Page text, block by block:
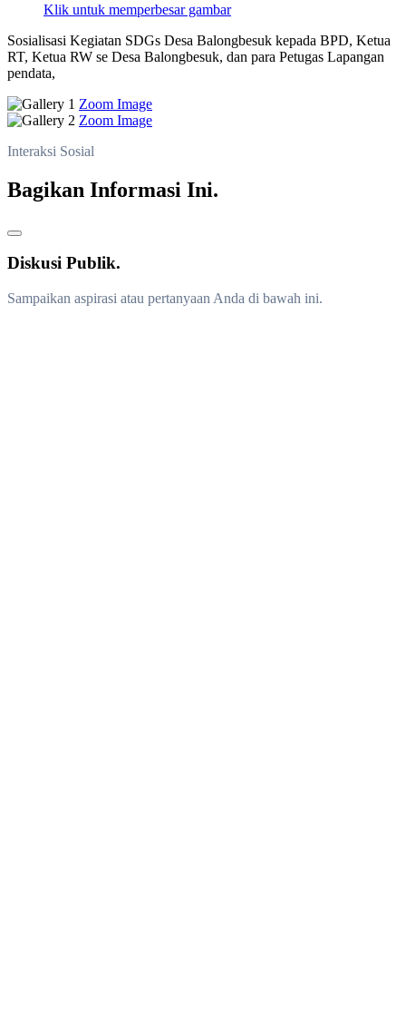
Klik untuk memperbesar gambar
Sosialisasi Kegiatan SDGs Desa Balongbesuk kepada BPD, Ketua
RT, Ketua RW se Desa Balongbesuk, dan para Petugas Lapangan
pendata,
Zoom Image
Zoom Image
Interaksi Sosial
Bagikan Informasi Ini.
Diskusi Publik.
Sampaikan aspirasi atau pertanyaan Anda di bawah ini.